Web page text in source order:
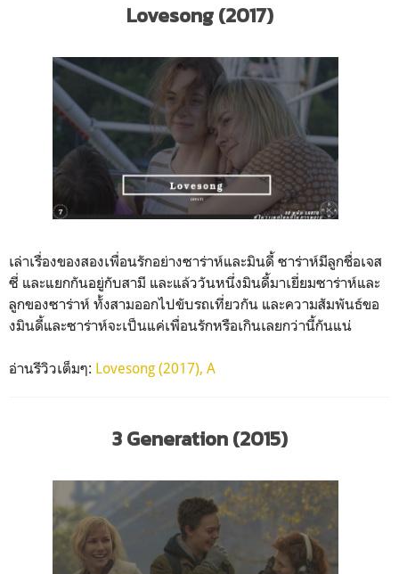
Lovesong (2017)
เล่าเรื่องของสองเพื่อนรักอย่างซาร่าห์และมินดี้ ซาร่าห์มีลูกชื่อเจส
ซี่ และแยกกันอยู่กับสามี และแล้ววันหนึ่งมินดี้มาเยี่ยมซาร่าห์และ
ลูกของซาร่าห์ ทั้งสามออกไปขับรถเที่ยวกัน และความสัมพันธ์ขอ
งมินดี้และซาร่าห์จะเป็นแค่เพื่อนรักหรือเกินเลยกว่านี้กันแน่
อ่านรีวิวเต็มๆ: Lovesong (2017), A
3 Generation (2015)